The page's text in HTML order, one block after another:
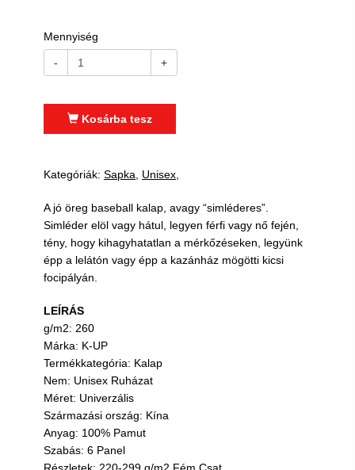
Mennyiség
- +
Kosárba tesz
Kategóriák: Sapka Unisex
A jó öreg baseball kalap, avagy “simléderes”.
Simléder elöl vagy hátul, legyen férfi vagy nő fején,
tény, hogy kihagyhatatlan a mérkőzéseken, legyünk
épp a lelátón vagy épp a kazánház mögötti kicsi
focipályán.
LEÍRÁS
g/m2: 260
Márka: K-UP
Termékkategória: Kalap
Nem: Unisex Ruházat
Méret: Univerzális
Származási ország: Kína
Anyag: 100% Pamut
Szabás: 6 Panel